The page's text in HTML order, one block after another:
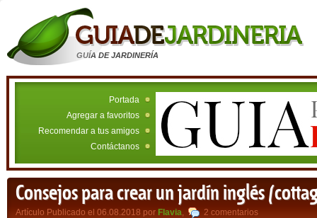
GUÍA DE JARDINERÍA
Portada
Agregar a favoritos
Recomendar a tus amigos
Contáctanos
Consejos para crear un jardín inglés
Artículo Publicado el 06.08.2018 por Flavia, 2 comentarios